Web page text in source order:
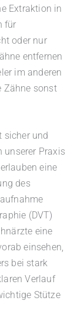
Extraktion in
für
oder nur
entfernen
im anderen
Zähne sonst
sicher und
unserer Praxis
eine
des
(DVT)
eine
einsehen,
bei stark
Verlauf
Stütze